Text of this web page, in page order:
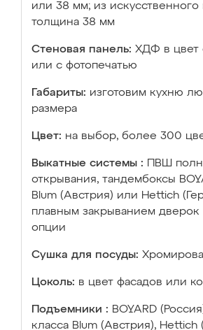
или 38 мм; из искусственного
толщина 38 мм
Стеновая панель: ХДФ в цвет
или с фотопечатью
Габариты: изготовим кухню
размера
Цвет: на выбор, более 300
Выкатные системы :
ПВШ
открывания, тандембоксы
Blum (Австрия) или Hettich
плавным закрыванием дверок
опции
Сушка для посуды:
Цоколь: в цвет фасадов или
Подъемники : BOYARD
класса Blum (Австрия), Hettich